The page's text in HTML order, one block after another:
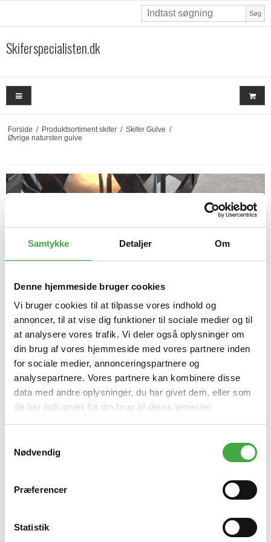
Samtykke Detaljer Om
Denne hjemmeside bruger cookies
Vi bruger cookies til at tilpasse vores indhold og
annoncer, til at vise dig funktioner til sociale medier og til
at analysere vores trafik. Vi deler også oplysninger om
din brug af vores hjemmeside med vores partnere inden
for sociale medier, annonceringspartnere og
analysepartnere. Vores partnere kan kombinere disse
data med andre oplysninger, du har givet dem, eller som
de har indsamlet fra din brug af deres tjenester.
Nødvendig
Præferencer
Statistik
Søg
Skiferspecialisten.dk
Forside / Produktsortiment skifer / Skifer Gulve /
Øvrige natursten gulve
Øvrige natursten gulve